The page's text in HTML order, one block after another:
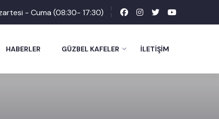
- Cuma (08:30- 17:30)
HABERLER GÜZBEL KAFELER İLETIŞIM